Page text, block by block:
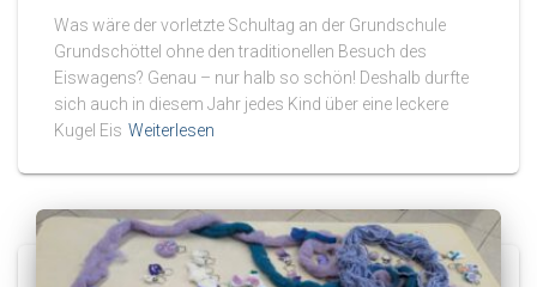
Was wäre der vorletzte Schultag an der Grundschule
Grundschöttel ohne den traditionellen Besuch des
Eiswagens? Genau – nur halb so schön! Deshalb durfte
sich auch in diesem Jahr jedes Kind über eine leckere
Kugel Eis Weiterlesen